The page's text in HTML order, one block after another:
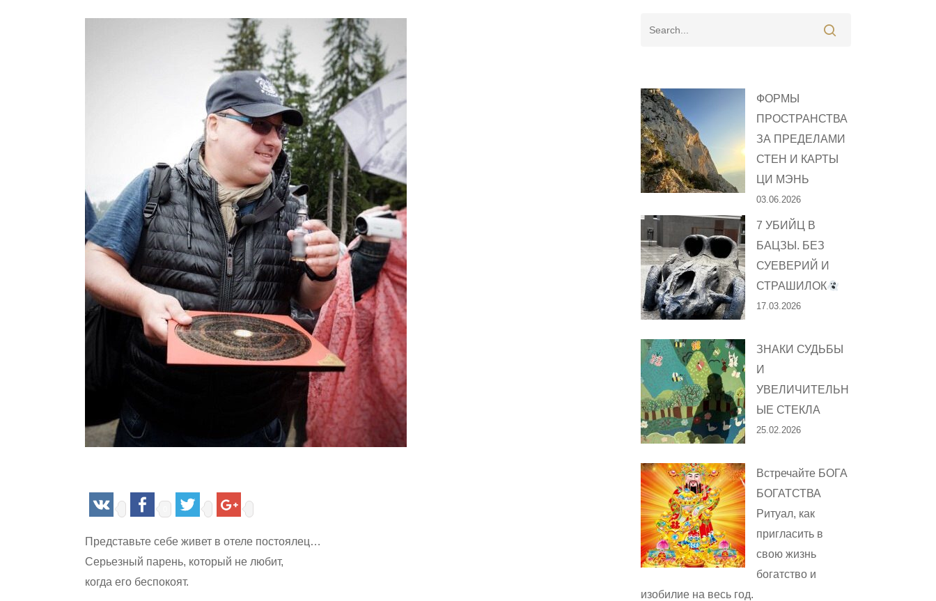
Hit enter to search or ESC to close
Представьте себе живет в отеле постоялец…
Серьезный парень, который не любит,
когда его беспокоят.
ФОРМЫ
ПРОСТРАНСТВА
ЗА ПРЕДЕЛАМИ
СТЕН И КАРТЫ
ЦИ МЭНЬ
03.06.2026
7 УБИЙЦ В
БАЦЗЫ. БЕЗ
СУЕВЕРИЙ И
СТРАШИЛОК
17.03.2026
ЗНАКИ СУДЬБЫ
И
УВЕЛИЧИТЕЛЬН
ЫЕ СТЕКЛА
25.02.2026
Встречайте БОГА
БОГАТСТВА
Ритуал, как
пригласить в
свою жизнь
богатство и
изобилие на весь год.